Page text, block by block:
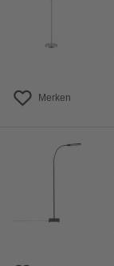
Merken